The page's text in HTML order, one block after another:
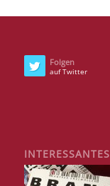
Folgen
auf Twitter
INTERESSANTES